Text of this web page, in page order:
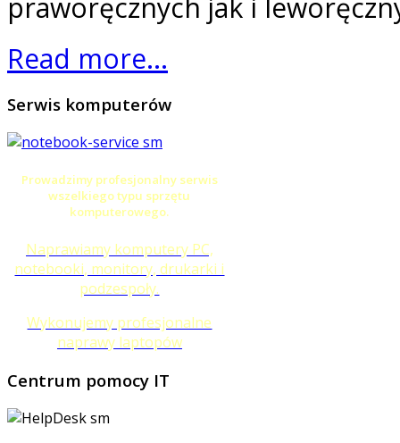
Read more...
Serwis komputerów
Prowadzimy profesjonalny serwis
wszelkiego typu sprzętu
komputerowego.
Naprawiamy komputery PC,
notebooki, monitory, drukarki i
podzespoły.
Wykonujemy profesjonalne
naprawy laptopów
Centrum pomocy IT